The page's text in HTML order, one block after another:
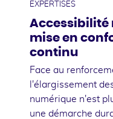
EXPERTISES
Accessibilité
mise en
continu
Face au
l'élargissement
numérique n'est
une démarche